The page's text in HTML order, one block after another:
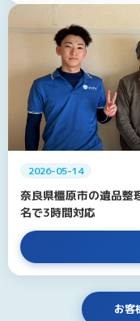
2026-05-14
奈良県橿原市の遺品整
名で3時間対応
お客